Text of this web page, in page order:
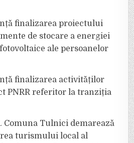
finalizarea proiectului
de stocare a energiei
ale persoanelor
finalizarea activităților
PNRR referitor la tranziția
Comuna Tulnici demarează
turismului local al